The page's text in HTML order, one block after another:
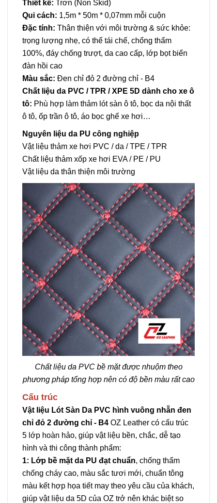
Thiết kế: Trơn (Non Skid)
Qui cách: 1,5m * 50m * 0,07mm mỗi cuộn
Đặc tính: Thân thiện với môi trường & sức khỏe:
trọng lượng nhẹ, có thể tái chế, chống thấm
100%, đáy chống trượt, da cao cấp, lớp bọt biển
đàn hồi cao
Màu sắc: Đen chỉ đỏ 2 đường chỉ - B4
Chất liệu da PVC / TPR / XPE 5D dành cho xe ô
tô: Phù hợp làm thảm lót sàn ô tô, bọc da nội thất
ô tô, ốp trần ô tô, áo bọc ghế xe hơi…
Nguyên liệu da PU công nghiệp
Vật liệu thảm xe hơi PVC / da / TPE / TPR
Chất liệu thảm xốp xe hơi EVA / PE / PU
Vật liệu da thân thiện môi trường
Chất liệu da PVC bề mặt được nhuộm theo
phương pháp tổng hợp nên có độ bền màu rất cao
Cấu trúc
Vật liệu Lót Sàn Da PVC hình vuông nhẵn đen
chỉ đỏ 2 đường chỉ - B4 OZ Leather có cấu trúc
5 lớp hoàn hảo, giúp vật liệu bền, chắc, dễ tạo
hình và thi công thành phẩm:
1: Lớp bề mặt da PU đạt chuẩn, chống thấm
chống cháy cao, màu sắc tươi mới, chuẩn tông
màu kết hợp họa tiết may theo yêu cầu của khách,
giúp vật liệu da 5D của OZ trở nên khác biệt so